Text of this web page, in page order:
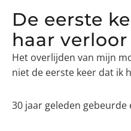
De eerste
haar verloor
Het overlijden van mijn
niet de eerste keer dat ik
30 jaar geleden gebeurde